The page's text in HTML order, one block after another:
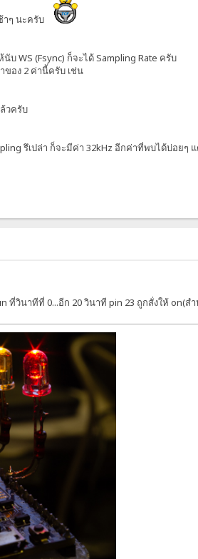
าๆ นะครับ
WS (Fsync) ก็จะได้ Sampling Rate ครับ
ของ 2 ค่านี้ครับ เช่น
วครับ
รึเปล่า ก็จะมีค่า 32kHz อีกค่าที่พบได้บ่อยๆ
ที่วินาทีที่ 0...อีก 20 วินาที pin 23 ถูกสั่งให้ on(